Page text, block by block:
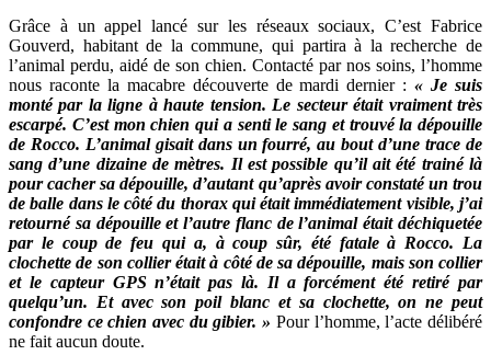
Grâce à un appel lancé sur les réseaux sociaux, C’est Fabrice
Gouverd, habitant de la commune, qui partira à la recherche de
l’animal perdu, aidé de son chien. Contacté par nos soins, l’homme
nous raconte la macabre découverte de mardi dernier :« Je suis
monté par la ligne à haute tension. Le secteur était vraiment très
escarpé. C’est mon chien qui a senti le sang et trouvé la dépouille
de Rocco. L’animal gisait dans un fourré, au bout d’une trace de
sang d’une dizaine de mètres. Il est possible qu’il ait été trainé là
pour cacher sa dépouille, d’autant qu’après avoir constaté un trou
de balle dans le côté du thorax qui était immédiatement visible, j’ai
retourné sa dépouille et l’autre flanc de l’animal était déchiquetée
par le coup de feu qui a, à coup sûr, été fatale à Rocco. La
clochette de son collier était à côté de sa dépouille, mais son collier
et le capteur GPS n’était pas là. Il a forcément été retiré par
quelqu’un. Et avec son poil blanc et sa clochette, on ne peut
confondre ce chien avec du gibier. » Pour l’homme, l’acte délibéré
ne fait aucun doute.